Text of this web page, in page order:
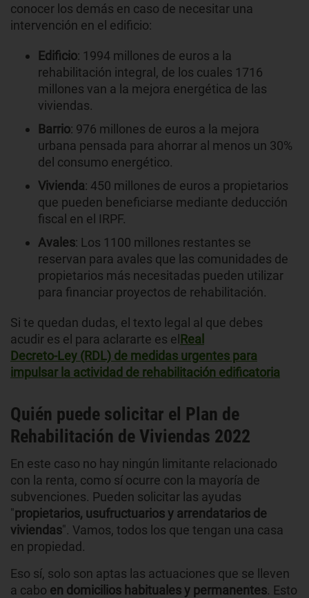
conocer los demás en caso de necesitar una
intervención en el edificio:
Edificio: 1994 millones de euros a la
rehabilitación integral, de los cuales 1716
millones van a la mejora energética de las
viviendas.
Barrio: 976 millones de euros a la mejora
urbana pensada para ahorrar al menos un 30%
del consumo energético.
Vivienda: 450 millones de euros a propietarios
que pueden beneficiarse mediante deducción
fiscal en el IRPF.
Avales: Los 1100 millones restantes se
reservan para avales que las comunidades de
propietarios más necesitadas pueden utilizar
para financiar proyectos de rehabilitación.
Si te quedan dudas, el texto legal al que debes
acudir es el para aclararte es el Real
Decreto-Ley (RDL) de medidas urgentes para
impulsar la actividad de rehabilitación edificatoria
Quién puede solicitar el Plan de
Rehabilitación de Viviendas 2022
En este caso no hay ningún limitante relacionado
con la renta, como sí ocurre con la mayoría de
subvenciones. Pueden solicitar las ayudas
"propietarios, usufructuarios y arrendatarios de
viviendas". Vamos, todos los que tengan una casa
en propiedad.
Eso sí, solo son aptas las actuaciones que se lleven
a cabo en domicilios habituales y permanentes. Esto